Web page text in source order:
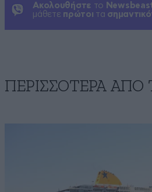
Ακολουθήστε το
μάθετε πρώτοι τα
ΠΕΡΙΣΣΟΤΕΡΑ